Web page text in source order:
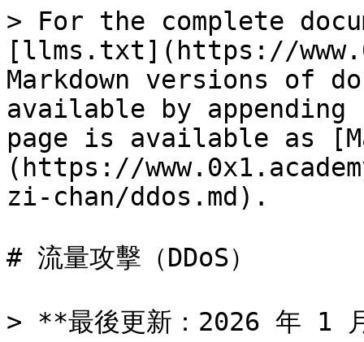
> For the complete
[llms.txt](https://
Markdown versions of
available by
page is available as
(https://
zi-chan/ddos.md).
# 流量攻擊（DDoS）
> **最後更新：2026 年 1